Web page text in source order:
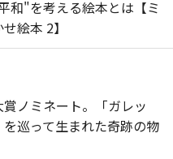
和"を考える絵本とは【ミ
絵本 2】
ノミネート。「ガレッ
を巡って生まれた奇跡の物